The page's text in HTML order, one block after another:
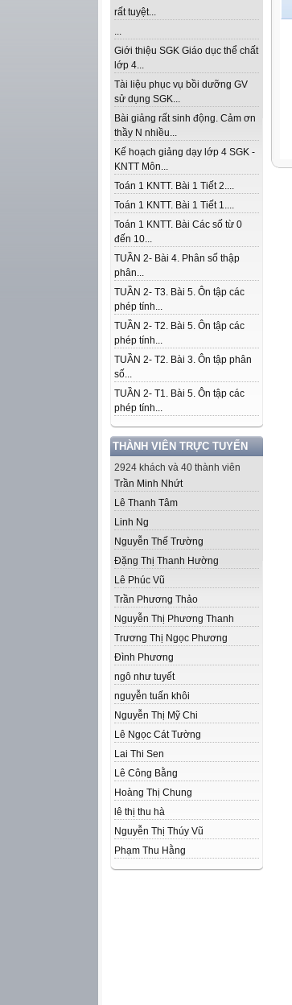
rất tuyệt...
...
Giới thiệu SGK Giáo dục thể chất
lớp 4...
Tài liệu phục vụ bồi dưỡng GV
sử dụng SGK...
Bài giảng rất sinh động. Cảm ơn
thầy N nhiều...
Kế hoạch giảng dạy lớp 4 SGK -
KNTT Môn...
Toán 1 KNTT. Bài 1 Tiết 2....
Toán 1 KNTT. Bài 1 Tiết 1....
Toán 1 KNTT. Bài Các số từ 0
đến 10...
TUẦN 2- Bài 4. Phân số thập
phân...
TUẦN 2- T3. Bài 5. Ôn tập các
phép tính...
TUẦN 2- T2. Bài 5. Ôn tập các
phép tính...
TUẦN 2- T2. Bài 3. Ôn tập phân
số...
TUẦN 2- T1. Bài 5. Ôn tập các
phép tính...
THÀNH VIÊN TRỰC TUYẾN
2924 khách và 40 thành viên
Trần Minh Nhứt
Lê Thanh Tâm
Linh Ng
Nguyễn Thế Trường
Đặng Thị Thanh Hường
Lê Phúc Vũ
Trần Phương Thảo
Nguyễn Thị Phương Thanh
Trương Thị Ngọc Phương
Đình Phương
ngô như tuyết
nguyễn tuấn khôi
Nguyễn Thị Mỹ Chi
Lê Ngọc Cát Tường
Lai Thi Sen
Lê Công Bằng
Hoàng Thị Chung
lê thị thu hà
Nguyễn Thị Thúy Vũ
Phạm Thu Hằng